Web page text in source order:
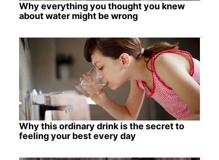
Why everything you thought you knew
about water might be wrong
Why this ordinary drink is the secret to
feeling your best every day